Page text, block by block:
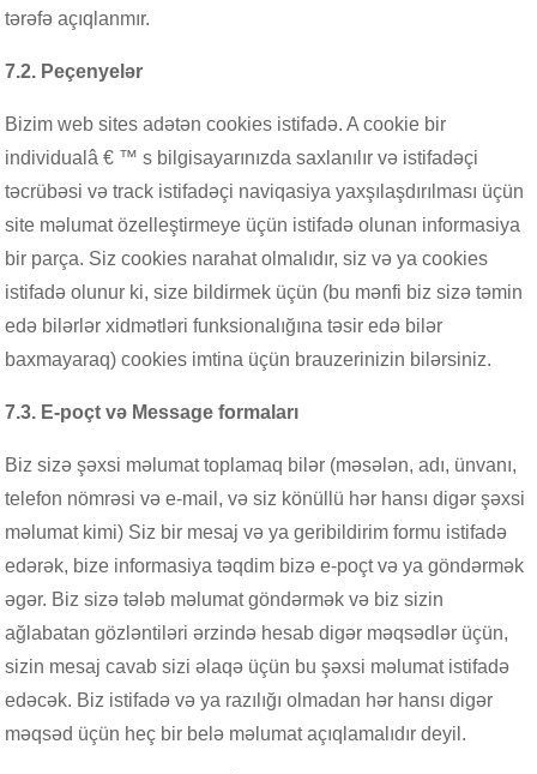
tərəfə açıqlanmır.
7.2. Peçenyelər
Bizim web sites adətən cookies istifadə. A cookie bir
individualâ € ™ s bilgisayarınızda saxlanılır və istifadəçi
təcrübəsi və track istifadəçi naviqasiya yaxşılaşdırılması üçün
site məlumat özelleştirmeye üçün istifadə olunan informasiya
bir parça. Siz cookies narahat olmalıdır, siz və ya cookies
istifadə olunur ki, size bildirmek üçün (bu mənfi biz sizə təmin
edə bilərlər xidmətləri funksionalığına təsir edə bilər
baxmayaraq) cookies imtina üçün brauzerinizin bilərsiniz.
7.3. E-poçt və Message formaları
Biz sizə şəxsi məlumat toplamaq bilər (məsələn, adı, ünvanı,
telefon nömrəsi və e-mail, və siz könüllü hər hansı digər şəxsi
məlumat kimi) Siz bir mesaj və ya geribildirim formu istifadə
edərək, bize informasiya təqdim bizə e-poçt və ya göndərmək
əgər. Biz sizə tələb məlumat göndərmək və biz sizin
ağlabatan gözləntiləri ərzində hesab digər məqsədlər üçün,
sizin mesaj cavab sizi əlaqə üçün bu şəxsi məlumat istifadə
edəcək. Biz istifadə və ya razılığı olmadan hər hansı digər
məqsəd üçün heç bir belə məlumat açıqlamalıdır deyil.